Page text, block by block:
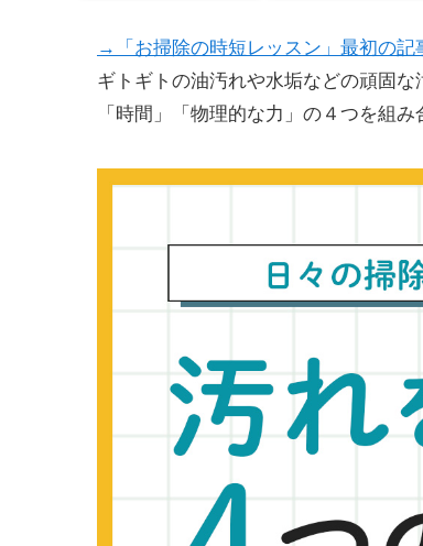
→「お掃除の時短レッスン」最初の記
ギトギトの油汚れや水垢などの頑固
「時間」「物理的な力」の４つを組